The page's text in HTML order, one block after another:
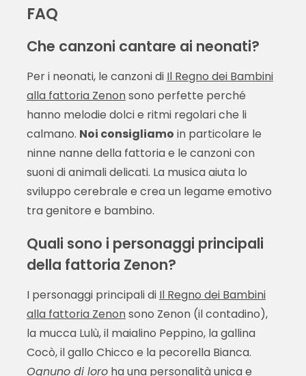
FAQ
Che canzoni cantare ai neonati?
Per i neonati, le canzoni di Il Regno dei Bambini
alla fattoria Zenonsono perfette perché
hanno melodie dolci e ritmi regolari che li
calmano. Noi consigliamo in particolare le
ninne nanne della fattoria e le canzoni con
suoni di animali delicati. La musica aiuta lo
sviluppo cerebrale e crea un legame emotivo
tra genitore e bambino.
Quali sono i personaggi principali
della fattoria Zenon?
I personaggi principali di Il Regno dei Bambini
alla fattoria Zenonsono Zenon (il contadino),
la mucca Lulù, il maialino Peppino, la gallina
Cocò, il gallo Chicco e la pecorella Bianca.
Ognuno di loroha una personalità unica e